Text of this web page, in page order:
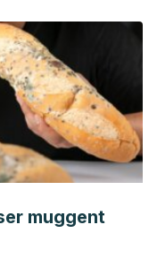
muggent